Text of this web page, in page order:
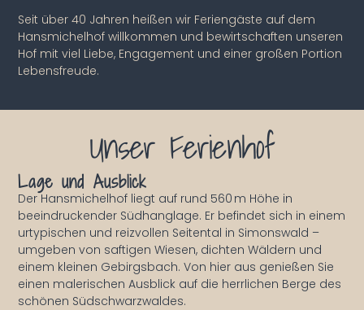
Seit über 40 Jahren heißen wir Feriengäste auf dem
Hansmichelhof willkommen und bewirtschaften unseren
Hof mit viel Liebe, Engagement und einer großen Portion
Lebensfreude.
Unser Ferienhof
Lage und Ausblick
Der Hansmichelhof liegt auf rund 560 m Höhe in
beeindruckender Südhanglage. Er befindet sich in einem
urtypischen und reizvollen Seitental in Simonswald –
umgeben von saftigen Wiesen, dichten Wäldern und
einem kleinen Gebirgsbach. Von hier aus genießen Sie
einen malerischen Ausblick auf die herrlichen Berge des
schönen Südschwarzwaldes.